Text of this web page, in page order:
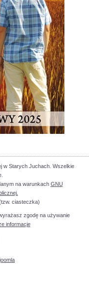
w Starych Juchach. Wszelkie
na warunkach GNU
ciasteczka)
zgodę na używanie
informacje